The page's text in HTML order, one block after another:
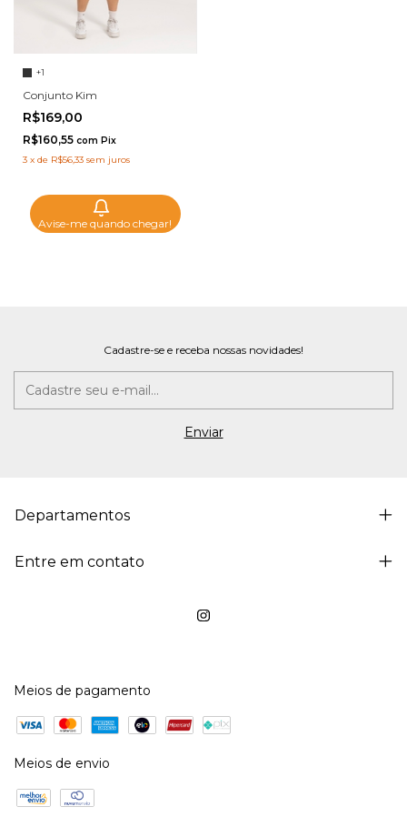
+1
Conjunto Kim
R$169,00
R$160,55 com Pix
3 x de R$56,33 sem juros
Avise-me quando chegar!
Cadastre-se e receba nossas novidades!
Departamentos
Entre em contato
Meios de pagamento
Meios de envio